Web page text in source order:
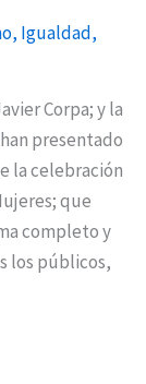
, Igualdad,
Corpa; y la
presentado
la celebración
que
completo y
los públicos,